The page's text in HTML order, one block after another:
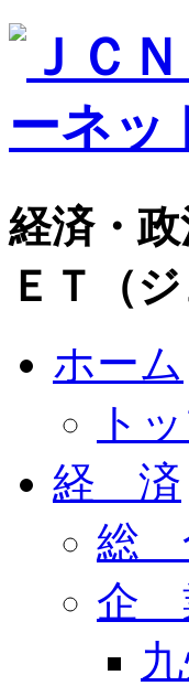
経済・
ＥＴ（
ホーム
ト
経 済
総
企